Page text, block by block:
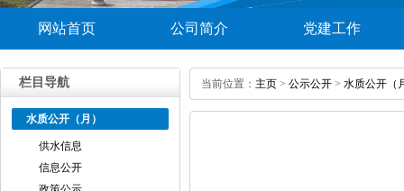
网站首页 公司简介 党建工作
栏目导航
水质公开（月）
供水信息
信息公开
当前位置： 主页 > 公示公开 > 水质公开（